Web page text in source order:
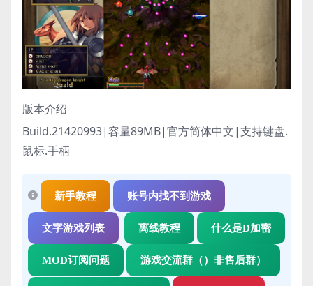
版本介绍
Build.21420993|容量89MB|官方简体中文|支持键盘.
鼠标.手柄
新手教程 账号内找不到游戏
文字游戏列表 离线教程 什么是D加密
MOD订阅问题 游戏交流群（）非售后群）